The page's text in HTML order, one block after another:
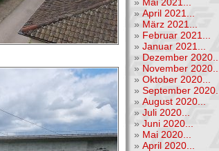
» April 2021...
» März 2021...
» Februar 2021...
» Januar 2021...
» Dezember 2020...
» November 2020...
» Oktober 2020...
» September 2020...
» August 2020...
» Juli 2020...
» Juni 2020...
» Mai 2020...
» April 2020...